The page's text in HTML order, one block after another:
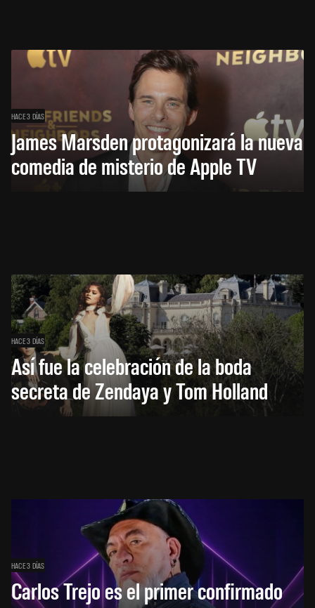
HACE 3 DÍAS
James Marsden protagonizará la nueva
comedia de misterio de Apple TV
HACE 3 DÍAS
Así fue la celebración de la boda
secreta de Zendaya y Tom Holland
HACE 3 DÍAS
Carlos Trejo es el primer confirmado